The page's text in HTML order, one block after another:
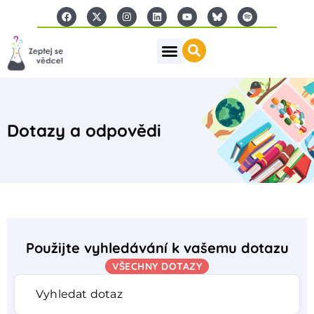
Dotazy a odpovědi
Použijte vyhledávání k vašemu dotazu
VŠECHNY DOTAZY